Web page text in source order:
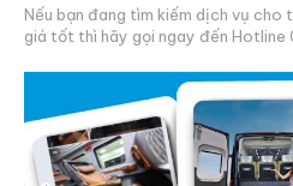
Nếu bạn đang tìm kiếm dịch vụ cho
giá tốt thì hãy gọi ngay đến Hotline